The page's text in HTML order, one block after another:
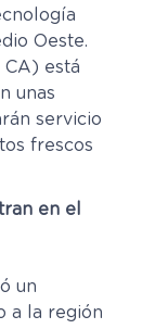
Oeste.
CA) está
unas
servicio
frescos
en el
un
a la región